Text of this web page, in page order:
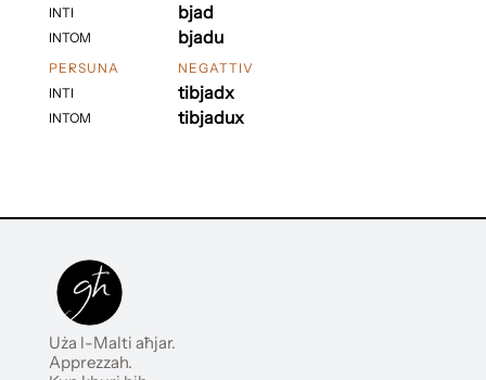
INTI
INTOM
bjad
bjadu
PERSUNA
INTI
INTOM
NEGATTIV
tibjadx
tibjadux
Uża l-Malti aħjar.
Apprezzah.